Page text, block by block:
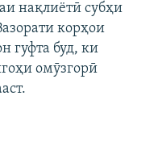
нақлиётӣ субҳи
корҳои
гуфта буд, ки
омӯзгорӣ